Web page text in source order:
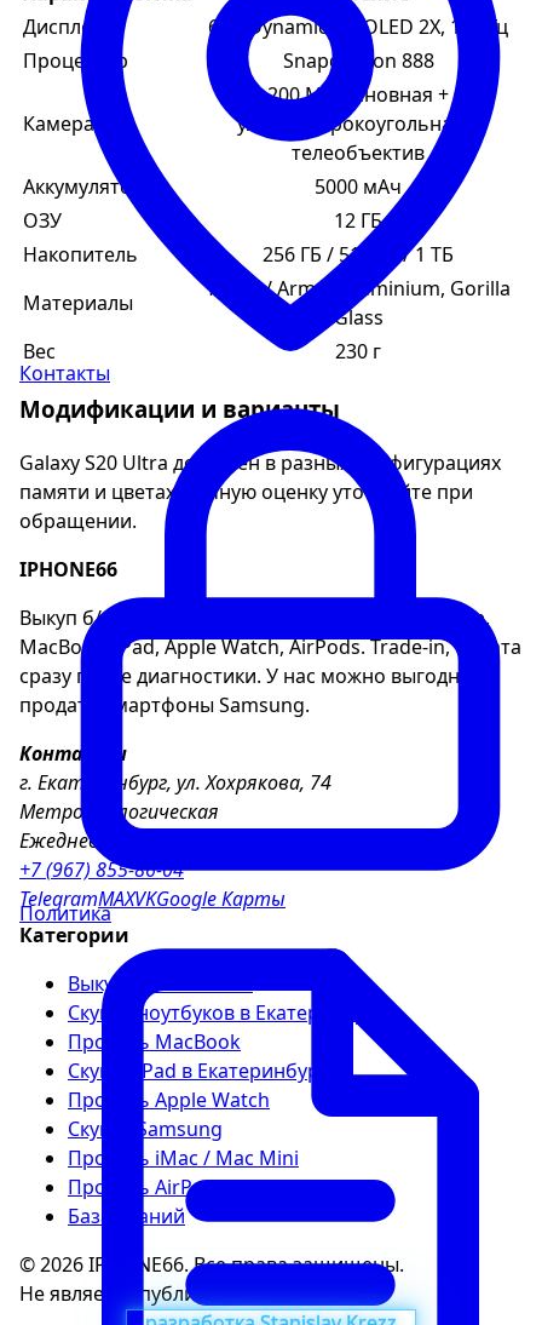
Контакты
Политика
Дисплей
6.8" Dynamic AMOLED 2X, 120 Гц
Процессор
Snapdragon 888
Камера
200 МП основная +
ультраширокоугольная +
телеобъектив
Аккумулятор
5000 мАч
ОЗУ
12 ГБ
Накопитель
256 ГБ / 512 ГБ / 1 ТБ
Материалы
Титан / Armor Aluminium, Gorilla
Glass
Вес
230 г
Модификации и варианты
Galaxy S20 Ultra доступен в разных конфигурациях
памяти и цветах. Точную оценку уточняйте при
обращении.
IPHONE66
Выкуп б/у техники Apple в Екатеринбурге: iPhone,
MacBook, iPad, Apple Watch, AirPods. Trade-in, оплата
сразу после диагностики. У нас можно выгодно
продать смартфоны Samsung.
Контакты
г. Екатеринбург, ул. Хохрякова, 74
Метро Геологическая
Ежедневно 9:00–21:00
+7 (967) 855-86-04
TelegramMAXVKGoogle Карты
Категории
Выкуп iPhone 11–17
Скупка ноутбуков в Екатеринбурге
Продать MacBook
Скупка iPad в Екатеринбурге
Продать Apple Watch
Скупка Samsung
Продать iMac / Mac Mini
Продать AirPods
База знаний
© 2026 IPHONE66. Все права защищены.
Не является публичной офертой